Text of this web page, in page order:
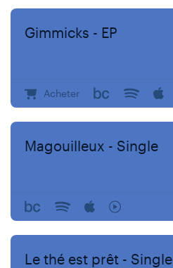
Gimmicks - EP
Acheter
Magouilleux - Single
Le thé est prêt - Single